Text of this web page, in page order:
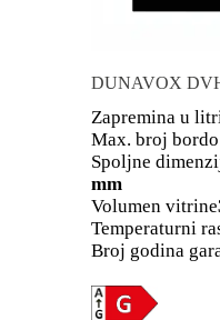
DUNAVOX
Zapremina u
Max. broj
Spoljne
mm
Volumen vitrine
Temperaturni
Broj godina